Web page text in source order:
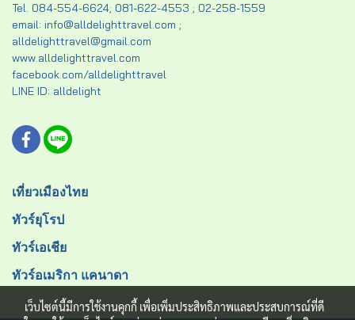
Tel. 084-554-6624; 081-622-4553 ; 02-258-1559
email: info@alldelighttravel.com ;
alldelighttravel@gmail.com
www.alldelighttravel.com
facebook.com/alldelighttravel
LINE ID: alldelight
เที่ยวเมืองไทย
ทัวร์ยุโรป
ทัวร์เอเชีย
ทัวร์อเมริกา แคนาดา
เว็บไซต์นี้มีการใช้งานคุกกี้ เพื่อเพิ่มประสิทธิภาพและประสบการณ์ที่ดี